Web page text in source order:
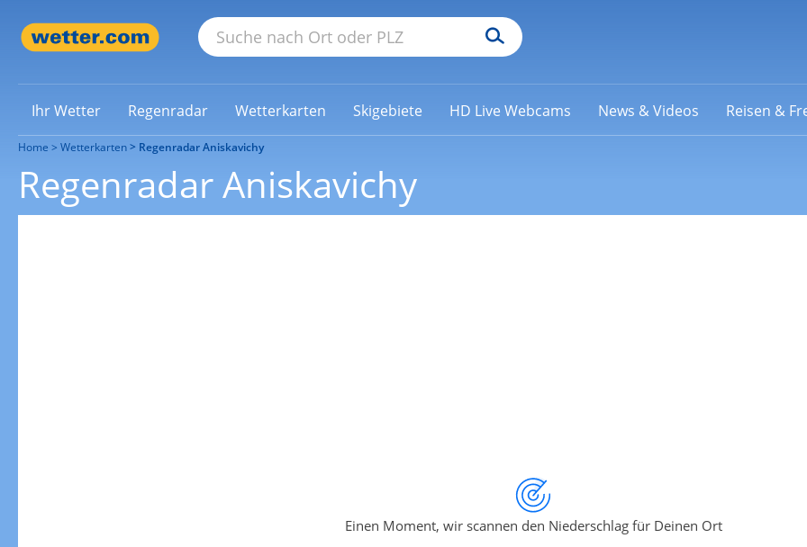
Ihr Wetter Regenradar Wetterkarten Skigebiete HD Live Webcams News & Videos Reisen &
Home Wetterkarten Regenradar Aniskavichy
Regenradar Aniskavichy
Einen Moment, wir scannen den Niederschlag für Deinen Ort